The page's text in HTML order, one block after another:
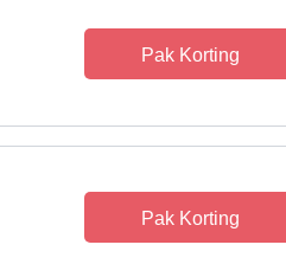
Pak Korting
Pak Korting